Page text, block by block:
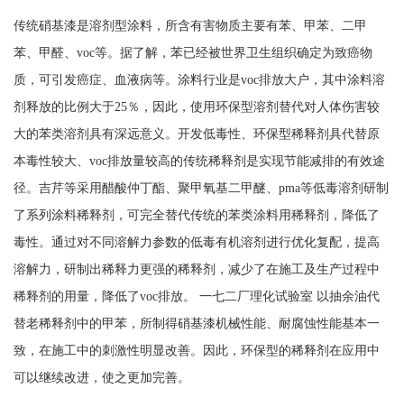
传统硝基漆是溶剂型涂料，所含有害物质主要有苯、甲苯、二甲
苯、甲醛、 voc等。据了解，苯已经被世界卫生组织确定为致癌物
质，可引发癌症、血液病等。涂料行业是voc排放大户，其中涂料溶
剂释放的比例大于25％，因此，使用环保型溶剂替代对人体伤害较
大的苯类溶剂具有深远意义。开发低毒性、环保型稀释剂具代替原
本毒性较大、voc排放量较高的传统稀释剂是实现节能减排的有效途
径。吉芹等采用醋酸仲丁酯、聚甲氧基二甲醚、pma等低毒溶剂研制
了系列涂料稀释剂，可完全替代传统的苯类涂料用稀释剂，降低了
毒性。通过对不同溶解力参数的低毒有机溶剂进行优化复配，提高
溶解力，研制出稀释力更强的稀释剂，减少了在施工及生产过程中
稀释剂的用量，降低了voc排放。 一七二厂理化试验室 以抽余油代
替老稀释剂中的甲苯，所制得硝基漆机械性能、耐腐蚀性能基本一
致，在施工中的刺激性明显改善。因此，环保型的稀释剂在应用中
可以继续改进，使之更加完善。